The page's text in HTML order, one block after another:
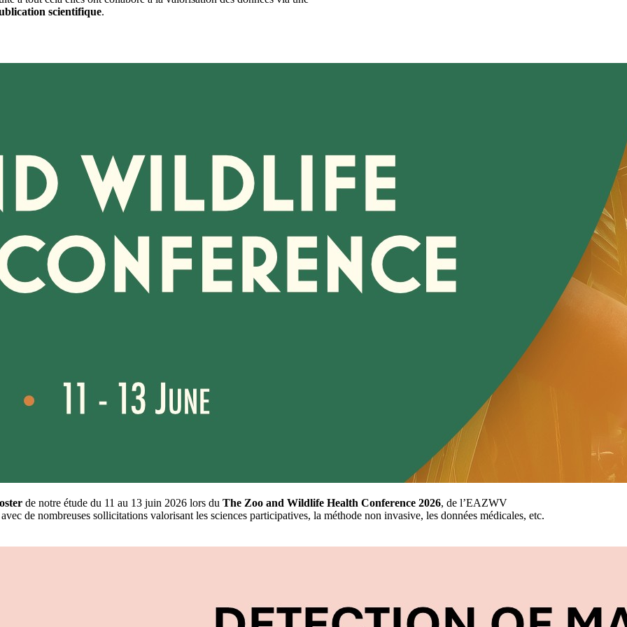
scientifique.
de notre étude du 11 au 13 juin 2026 lors du The Zoo and Wildlife Health Conference 2026, de l’EAZWV
de nombreuses sollicitations valorisant les sciences participatives, la méthode non invasive, les données médicales, etc.